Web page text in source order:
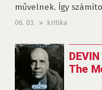
művelnek. Így
06. 03. » kritika
DEVIN
The